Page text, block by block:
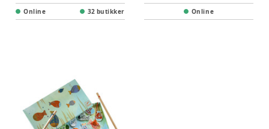
Online 32 butikker Online